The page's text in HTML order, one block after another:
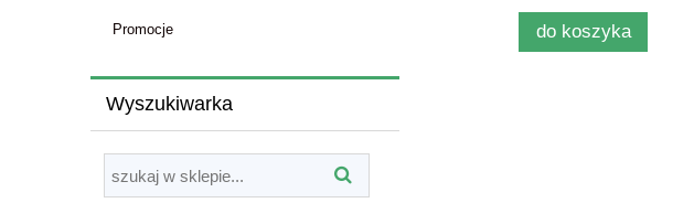
Promocje
Wyszukiwarka
do koszyka